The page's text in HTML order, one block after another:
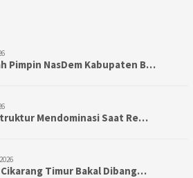
Pimpin NasDem Kabupaten B…
Mendominasi Saat Re…
Cikarang Timur Bakal Dibang…